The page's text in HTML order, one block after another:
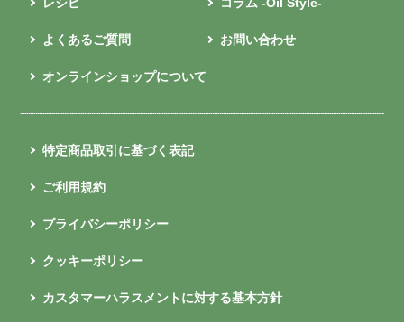
レシピ コラム -Oil Style-
よくあるご質問 お問い合わせ
オンラインショップについて
特定商品取引に基づく表記
ご利用規約
プライバシーポリシー
クッキーポリシー
カスタマーハラスメントに対する基本方針